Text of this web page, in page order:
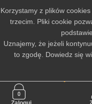
Nie jesteś
Korzystamy z plików
trzecim. Pliki cookie
Uznajemy, że jeżeli
to zgodę. Dowiedz się